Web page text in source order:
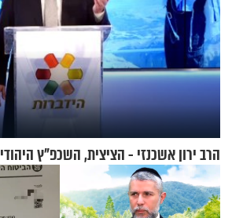
הרב ירון אשכנזי - הציצית, השכפ"ץ היהודי